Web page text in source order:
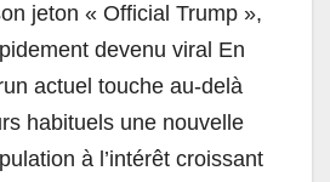
jeton « Official Trump »,
devenu viral En
actuel touche au-delà
habituels une nouvelle
à l’intérêt croissant